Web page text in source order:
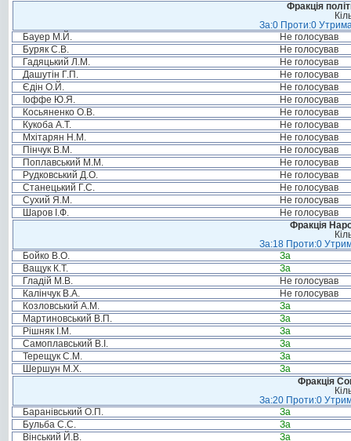
Фракція
За:0 Проти:0
Бауер М.Й.
Не голосував
Буряк С.В.
Не голосував
Гадяцький Л.М.
Не голосував
Дашутін Г.П.
Не голосував
Єдін О.Й.
Не голосував
Іоффе Ю.Я.
Не голосував
Косьяненко О.В.
Не голосував
Кукоба А.Т.
Не голосував
Мхітарян Н.М.
Не голосував
Пінчук В.М.
Не голосував
Поплавський М.М.
Не голосував
Рудковський Д.О.
Не голосував
Станецький Г.С.
Не голосував
Сухий Я.М.
Не голосував
Шаров І.Ф.
Не голосував
Фракція
За:18 Проти:0
Бойко В.О.
За
Ващук К.Т.
За
Гладій М.В.
Не голосував
Калінчук В.А.
Не голосував
Козловський А.М.
За
Мартиновський В.П.
За
Рішняк І.М.
За
Самоплавський В.І.
За
Терещук С.М.
За
Шершун М.Х.
За
Фракція
За:20 Проти:0
Баранівський О.П.
За
Бульба С.С.
За
Вінський Й.В.
За